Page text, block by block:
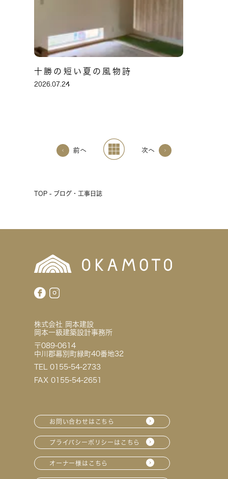
十勝の短い夏の風物詩
2026.07.24
前へ 次へ
TOP - ブログ・工事日誌
株式会社 岡本建設
岡本一級建築設計事務所
〒089-0614
中川郡幕別町緑町40番地32
TEL 0155-54-2733
FAX 0155-54-2651
お問い合わせはこちら
プライバシーポリシーはこちら
オーナー様はこちら